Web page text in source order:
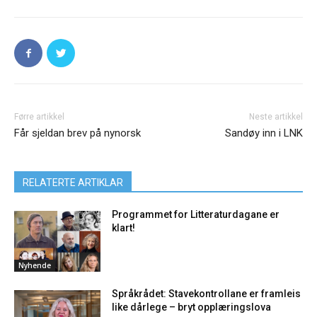
Førre artikkel
Får sjeldan brev på nynorsk
Neste artikkel
Sandøy inn i LNK
RELATERTE ARTIKLAR
Nyhende
Programmet for Litteraturdagane er
klart!
Språkrådet: Stavekontrollane er framleis
like dårlege – bryt opplæringslova